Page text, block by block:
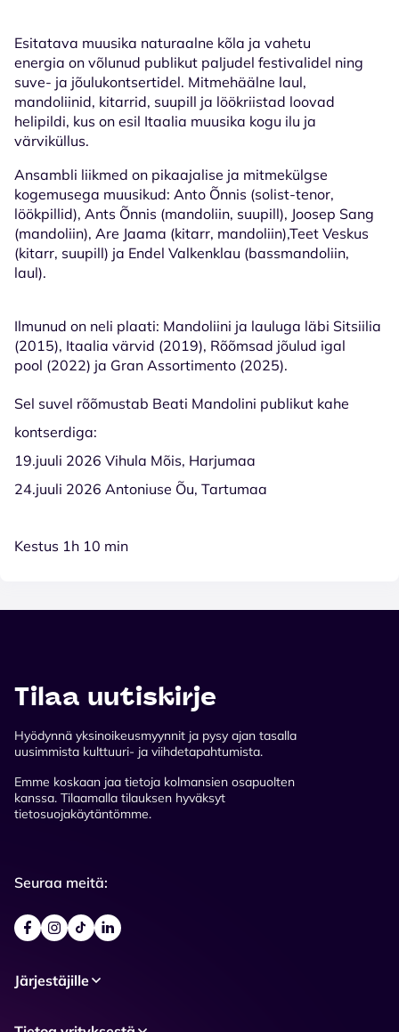
Esitatava muusika naturaalne kõla ja vahetu
energia on võlunud publikut paljudel festivalidel ning
suve- ja jõulukontsertidel. Mitmehäälne laul,
mandoliinid, kitarrid, suupill ja löökriistad loovad
helipildi, kus on esil Itaalia muusika kogu ilu ja
värviküllus.
Ansambli liikmed on pikaajalise ja mitmekülgse
kogemusega muusikud: Anto Õnnis (solist-tenor,
löökpillid), Ants Õnnis (mandoliin, suupill), Joosep Sang
(mandoliin), Are Jaama (kitarr, mandoliin),Teet Veskus
(kitarr, suupill) ja Endel Valkenklau (bassmandoliin,
laul).
Ilmunud on neli plaati: Mandoliini ja lauluga läbi Sitsiilia
(2015), Itaalia värvid (2019), Rõõmsad jõulud igal
pool (2022) ja Gran Assortimento (2025).
Sel suvel rõõmustab Beati Mandolini publikut kahe
kontserdiga:
19.juuli 2026 Vihula Mõis, Harjumaa
24.juuli 2026 Antoniuse Õu, Tartumaa
Kestus 1h 10 min
Tilaa uutiskirje
Hyödynnä yksinoikeusmyynnit ja pysy ajan tasalla
uusimmista kulttuuri- ja viihdetapahtumista.
Emme koskaan jaa tietoja kolmansien osapuolten
kanssa. Tilaamalla tilauksen hyväksyt
tietosuojakäytäntömme.
Seuraa meitä:
Järjestäjille